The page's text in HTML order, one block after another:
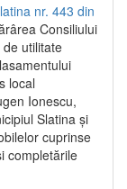
nr. 443 din
Consiliului
utilitate
local
Ionescu,
Slatina şi
cuprinse
completările